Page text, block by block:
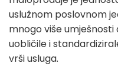
uslužnom poslovnom
mnogo više
uobličile i
vrši usluga.